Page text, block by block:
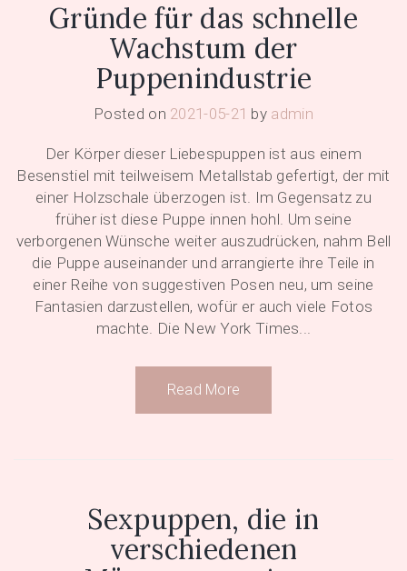
Gründe für das schnelle
Wachstum der
Puppenindustrie
Posted on 2021-05-21 by admin
Der Körper dieser Liebespuppen ist aus einem
Besenstiel mit teilweisem Metallstab gefertigt, der mit
einer Holzschale überzogen ist. Im Gegensatz zu
früher ist diese Puppe innen hohl. Um seine
verborgenen Wünsche weiter auszudrücken, nahm Bell
die Puppe auseinander und arrangierte ihre Teile in
einer Reihe von suggestiven Posen neu, um seine
Fantasien darzustellen, wofür er auch viele Fotos
machte. Die New York Times...
Read More
Sexpuppen, die in
verschiedenen